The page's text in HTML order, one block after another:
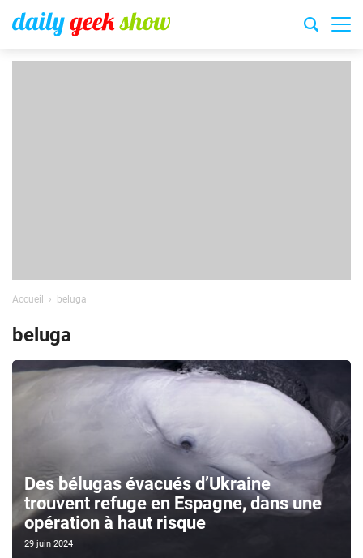
Accueil beluga
beluga
Des bélugas évacués d’Ukraine
trouvent refuge en Espagne, dans une
opération à haut risque
29 juin 2024